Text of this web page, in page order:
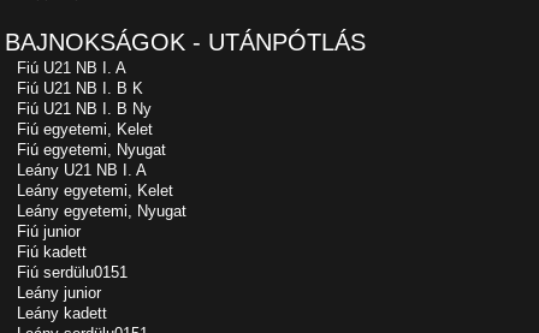
BAJNOKSÁGOK - UTÁNPÓTLÁS
Fiú U21 NB I. A
Fiú U21 NB I. B K
Fiú U21 NB I. B Ny
Fiú egyetemi, Kelet
Fiú egyetemi, Nyugat
Leány U21 NB I. A
Leány egyetemi, Kelet
Leány egyetemi, Nyugat
Fiú junior
Fiú kadett
Fiú serdülu0151
Leány junior
Leány kadett